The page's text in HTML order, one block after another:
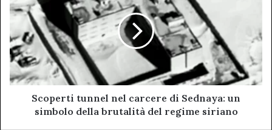
nel
carcere
di
Sednaya:
un
simbolo
della
brutalitàScoperti tunnel nel carcere di Sednaya: un
simbolo della brutalità del regime siriano